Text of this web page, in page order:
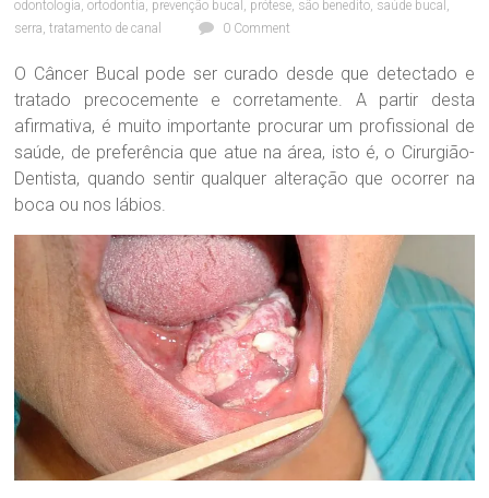
Paixão!
c
a
d
o
n
t
o
l
ó
g
a
D
a
.
S
a
n
d
odontologia,ortodontia, prevenção bucal , prótese, são benedito, saúde bucal ,
serra,tratamento de canal 0 Comment
O Câncer Bucal pode ser curado desde que detectado e
tratado precocemente e corretamente. A partir desta
afirmativa, é muito importante procurar um profissional de
saúde, de preferência que atue na área, isto é, o Cirurgião-
Dentista, quando sentir qualquer alteração que ocorrer na
boca ou nos lábios.